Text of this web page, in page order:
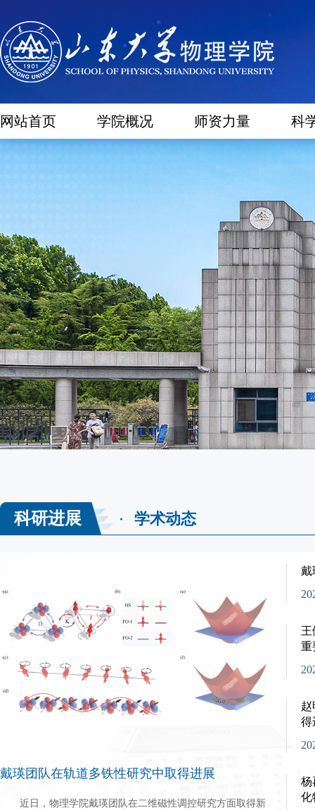
网站首页 学院概况 师资力量 科
科研进展 学术动态
戴瑛团队在轨道多铁性研究中取得进展
近日，物理学院戴瑛团队在二维磁性调控研究方面取得新
王健
戴
王
重
赵
得
杨
化
Optimal strategies for shadow tomography with l...
报告人：许振朋单位：安徽大学报告时间：2026年7月9日
面向
报
面